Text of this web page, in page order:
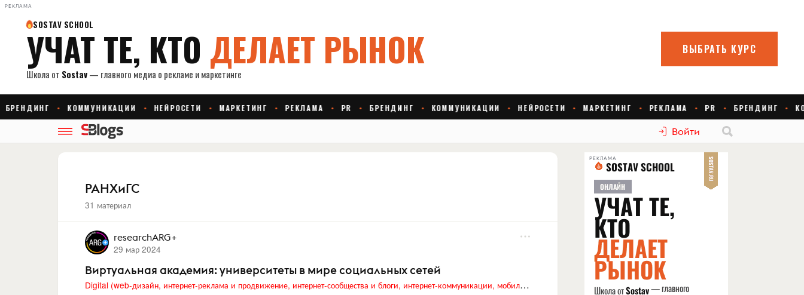
РЕКЛАМА
Войти
РАНХиГС
31 материал
researchARG+
29 мар 2024
Виртуальная академия: университеты в мире социальных сетей
Digital (web-дизайн, интернет-реклама и продвижение, интернет-сообщества и блоги, интернет-коммуникации, мобильный маркетинг, реклама на цифровых экранах)
РЕКЛАМА